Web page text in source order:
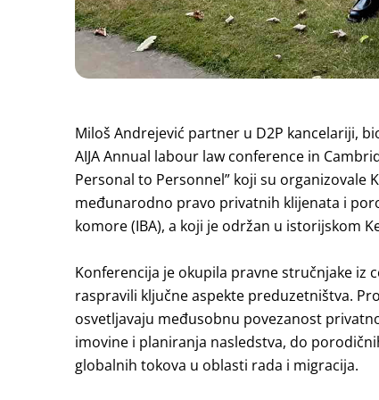
Miloš Andrejević partner u D2P kancelariji,
AIJA Annual labour law conference in
Personal to Personnel”koji su organizovale
međunarodno pravo privatnih klijenata i
komore (IBA), a koji je održan u istorijskom
Konferencija je okupila pravne stručnjake iz
raspravili ključne aspekte preduzetništva.
osvetljavaju međusobnu povezanost
imovine i planiranja nasledstva, do
globalnih tokova u oblasti rada i migracija.